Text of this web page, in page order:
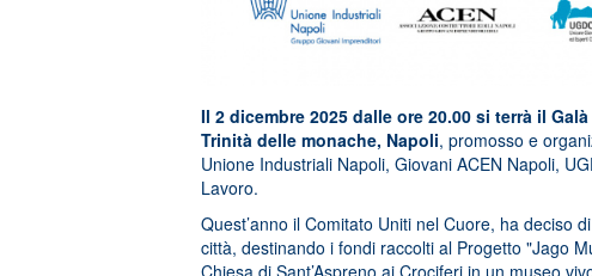
Il 2 dicembre 2025 dalle ore 20.00 si terrà il
Trinità delle monache, Napoli, promosso e
Unione Industriali Napoli, Giovani ACEN Napoli,
Lavoro.
Quest’anno il Comitato Uniti nel Cuore, ha deciso
città, destinando i fondi raccolti al Progetto "Jago
Chiesa di Sant’Aspreno ai Crociferi in un museo